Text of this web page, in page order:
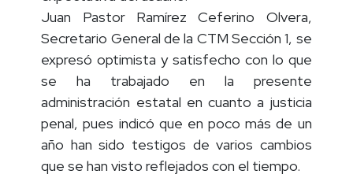
expectativa del usuario.
Juan Pastor Ramírez Ceferino Olvera,
Secretario General de la CTM Sección 1, se
expresó optimista y satisfecho con lo que
se ha trabajado en la presente
administración estatal en cuanto a justicia
penal, pues indicó que en poco más de un
año han sido testigos de varios cambios